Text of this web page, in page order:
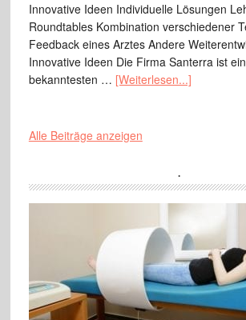
Innovative Ideen Individuelle Lösungen
Roundtables Kombination verschiedener
Feedback eines Arztes Andere
Innovative Ideen Die Firma Santerra ist
bekanntesten … [Weiterlesen...]
Alle Beiträge anzeigen
.